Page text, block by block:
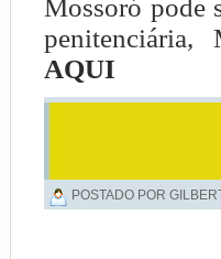
Mossoró pode
penitenciária,
AQUI
POSTADO POR